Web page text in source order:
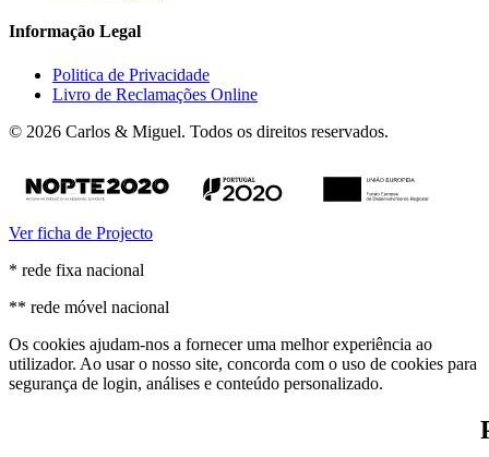
Informação Legal
Politica de Privacidade
Livro de Reclamações Online
© 2026 Carlos & Miguel. Todos os direitos reservados.
Ver ficha de Projecto
* rede fixa nacional
** rede móvel nacional
Os cookies ajudam-nos a fornecer uma melhor experiência ao
utilizador. Ao usar o nosso site, concorda com o uso de cookies para
segurança de login, análises e conteúdo personalizado.